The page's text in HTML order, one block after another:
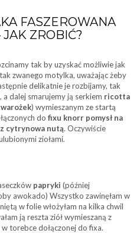
FASZEROWANA
JAK ZROBIĆ?
tak by uzyskać możliwie jak
zwanego motylka, uważając żeby
delikatnie je rozbijamy, tak
dalej smarujemy ją serkiem ricotta
) wymieszanym ze startą
do fixu knorr pomysł na
cytrynowa nutą. Oczywiście
ziołami.
papryki (później
awokado) Wszystko zawinęłam w
w folie włożyłam na kilka chwil
ją reszta ziół wymieszaną z
torebce dołączonej do fixa.